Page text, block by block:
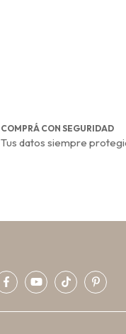
COMPRÁ CON SEGURIDAD
Tus datos siempre